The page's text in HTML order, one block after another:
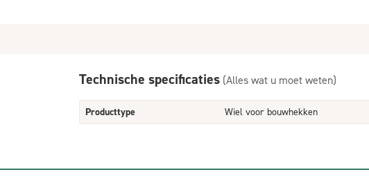
Technische specificaties (Alles wat u moet weten)
Producttype Wiel voor bouwhekken